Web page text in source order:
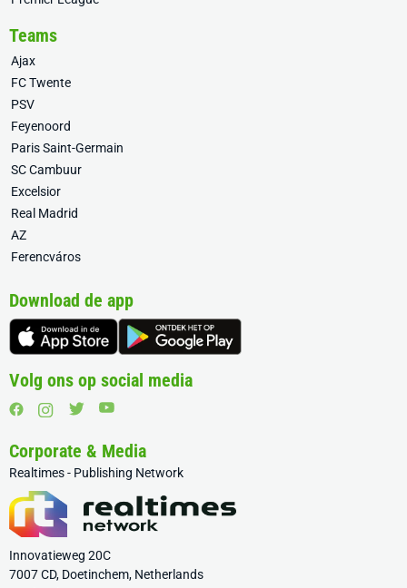
Teams
Ajax
FC Twente
PSV
Feyenoord
Paris Saint-Germain
SC Cambuur
Excelsior
Real Madrid
AZ
Ferencváros
Download de app
Volg ons op social media
Corporate & Media
Realtimes - Publishing Network
Innovatieweg 20C
7007 CD, Doetinchem, Netherlands